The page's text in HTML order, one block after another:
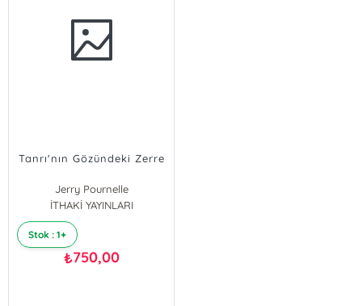
Tanrı'nın Gözündeki Zerre
Jerry Pournelle
İTHAKİ YAYINLARI
Stok : 1+
₺750,00